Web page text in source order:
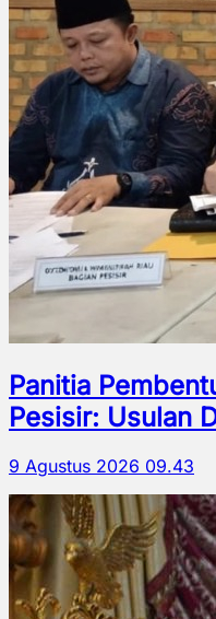
Panitia
Pesisir: Usulan
9 Agustus 2026 09.43